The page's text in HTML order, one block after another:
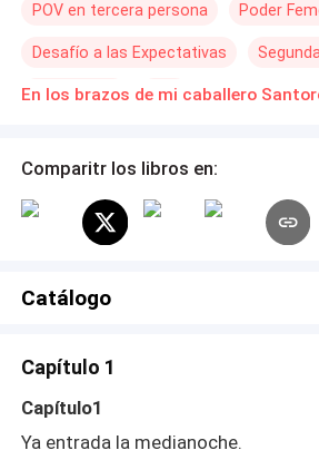
en ese entonces se desilusionó de
tarde apareció un hombre que la
sonrisa suave, le recordó: —Señorita
casó con el hombre más rico y con
Aquella misma noche, subió el
a sus redes sociales. Luca, que
no se divorciara. Luego, miró a
abrazándola, le respondió con
sabía que Clarissa siempre había
planes de Giovanni. Él siempre la
POV en tercera persona Poder
Desafío a las Expectativas
Despiadado CEO
Comparitr los libros en:
Catálogo
Capítulo 1
Capítulo1
Ya entrada la medianoche.